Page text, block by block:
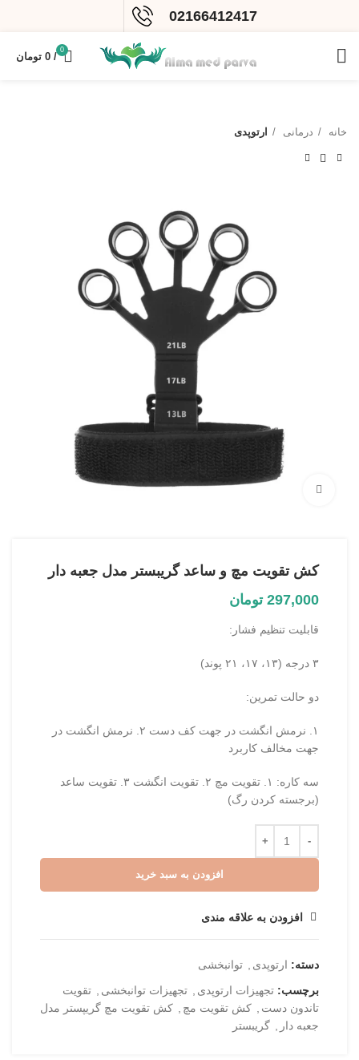
02166412417
0
/
0 تومان
خانه درمانی ارتوپدی
بزرگنمایی تصویر
کش تقویت مچ و ساعد گریبستر مدل جعبه دار
297,000 تومان
قابلیت تنظیم فشار:
۳ درجه (۱۳، ۱۷، ۲۱ پوند)
دو حالت تمرین:
۱. نرمش انگشت در جهت کف دست ۲. نرمش انگشت در
جهت مخالف کاربرد
سه کاره: ۱. تقویت مچ ۲. تقویت انگشت ۳. تقویت ساعد
(برجسته کردن رگ)
افزودن به سبد خرید
افزودن به علاقه مندی
دسته: ارتوپدی
توانبخشی
برچسب: تجهیزات ارتوپدی تجهیزات توانبخشی
تقویت
تاندون دست
کش تقویت مچ
کش تقویت مچ گریپستر مدل
جعبه دار
گریبستر